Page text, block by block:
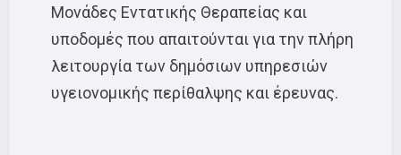
Μονάδες Εντατικής Θεραπείας και
υποδομές που απαιτούνται για την πλήρη
λειτουργία των δημόσιων υπηρεσιών
υγειονομικής περίθαλψης και έρευνας.